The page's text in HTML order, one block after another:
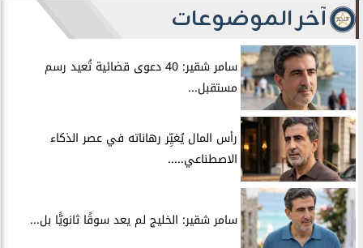
آخر الموضوعات
سامر شقير: 40 دعوى قضائية تُعيد رسم
مستقبل...
رأس المال يُغيِّر رهاناته في عصر الذكاء
الاصطناعي.....
سامر شقير: الخليج لم يعد سوقًا ثانويًّا بل...